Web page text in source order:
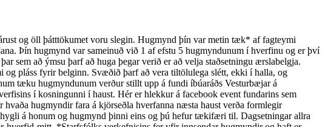
og öll þátttökumet voru slegin. Hugmynd þín var metin tæk* af fagteymi
Þín hugmynd var sameinuð við 1 af efstu 5 hugmyndunum í hverfinu og er því
sem að ýmsu þarf að huga þegar verið er að velja staðsetningu ærslabelgja.
pláss fyrir belginn. Svæðið þarf að vera tiltölulega slétt, ekki í halla, og
tæku hugmyndunum verður stillt upp á fundi íbúaráðs Vesturbæjar á
í kosningunni í haust. Hér er hlekkur á facebook event fundarins sem
hugmyndir fara á kjörseðla hverfanna næsta haust verða formlegir
á honum og hugmynd þinni eins og þú hefur tækifæri til. Dagsetningar allra